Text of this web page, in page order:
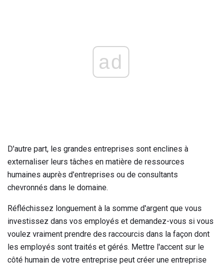
ad
D'autre part, les grandes entreprises sont enclines à
externaliser leurs tâches en matière de ressources
humaines auprès d'entreprises ou de consultants
chevronnés dans le domaine.
Réfléchissez longuement à la somme d'argent que vous
investissez dans vos employés et demandez-vous si vous
voulez vraiment prendre des raccourcis dans la façon dont
les employés sont traités et gérés. Mettre l'accent sur le
côté humain de votre entreprise peut créer une entreprise